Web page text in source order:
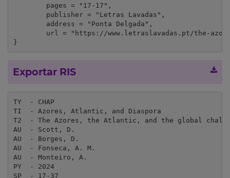
}
Exportar RIS
TY  - CHAP
TI  - Azores, Atlantic, and Diaspora
T2  - The Azores, the Atlantic, and the global
AU  - Scott, D.
AU  - Borges, D.
AU  - Fonseca, A. M.
AU  - Monteiro, A.
PY  - 2024
SP  - 17-37